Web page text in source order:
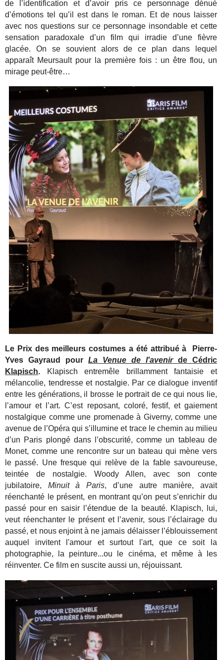
de l’identification et d’avoir pris ce personnage dénué
d’émotions tel qu’il est dans le roman. Et de nous laisser
avec nos questions sur ce personnage insondable et cette
sensation paradoxale d’un film qui irradie d’une fièvre
glacée. On se souvient alors de ce plan dans lequel
apparaît Meursault pour la première fois : un être flou, un
mirage peut-être…
Le Prix des meilleurs costumes a été attribué à Pierre-
Yves Gayraud pourLa Venue de l'avenirde Cédric
Klapisch. Klapisch entremêle brillamment fantaisie et
mélancolie, tendresse et nostalgie. Par ce dialogue inventif
entre les générations, il brosse le portrait de ce qui nous lie,
l’amour et l’art. C’est reposant, coloré, festif, et gaiement
nostalgique comme une promenade à Giverny, comme une
avenue de l’Opéra qui s’illumine et trace le chemin au milieu
d’un Paris plongé dans l’obscurité, comme un tableau de
Monet, comme une rencontre sur un bateau qui mène vers
le passé. Une fresque qui relève de la fable savoureuse,
teintée de nostalgie. Woody Allen, avec son conte
jubilatoire, Minuit à Paris, d’une autre manière, avait
réenchanté le présent, en montrant qu’on peut s’enrichir du
passé pour en saisir l’étendue de la beauté. Klapisch, lui,
veut réenchanter le présent et l’avenir, sous l’éclairage du
passé, et nous enjoint à ne jamais délaisser l’éblouissement
auquel invitent l'amour et surtout l'art, que ce soit la
photographie, la peinture...ou le cinéma, et même à les
réinventer. Ce film en suscite aussi un, réjouissant.